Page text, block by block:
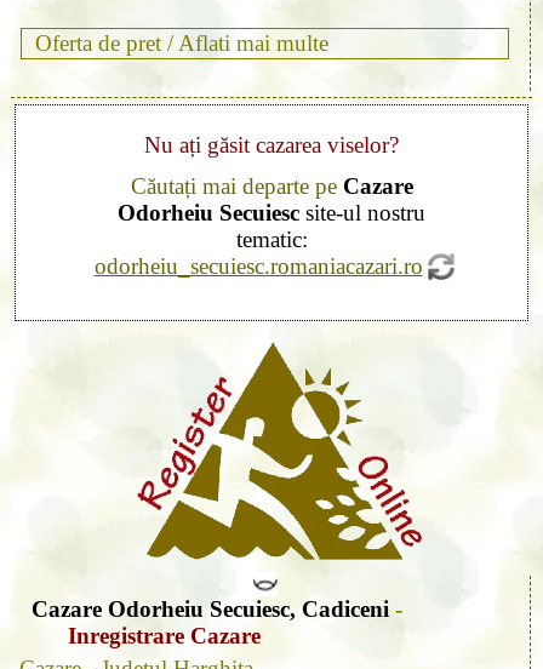
Oferta de pret /Aflati mai multe
Nu ați găsit cazarea viselor?
Căutați mai departe pe Cazare
Odorheiu Secuiesc site-ul nostru
tematic:
odorheiu_secuiesc.romaniacazari.ro
Cazare Odorheiu Secuiesc, Cadiceni -
Inregistrare Cazare